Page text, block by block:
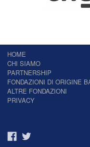
HOME
CHI SIAMO
PARTNERSHIP
FONDAZIONI DI ORIGINE
ALTRE FONDAZIONI
PRIVACY